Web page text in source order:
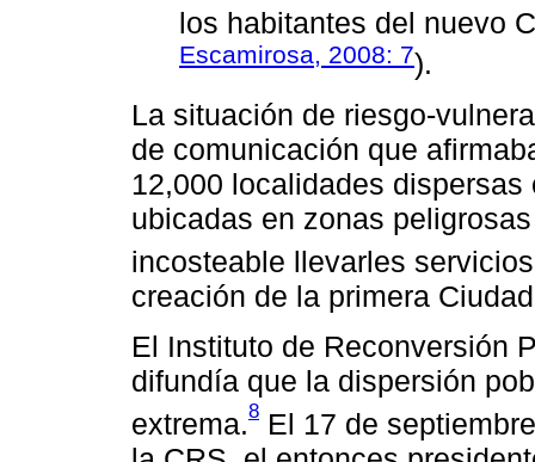
los habitantes del nuevo
Escamirosa, 2008: 7).
La situación de riesgo-
de comunicación que
12,000 localidades
ubicadas en zonas
incosteable llevarles
creación de la primera
El Instituto de Reconversión
difundía que la dispersión
extrema.8 El 17 de